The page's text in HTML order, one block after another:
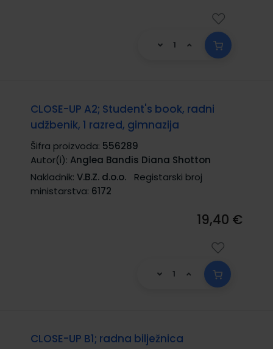
CLOSE-UP A2; Student's book, radni
udžbenik, 1 razred, gimnazija
Šifra proizvoda: 556289
Autor(i): Anglea Bandis Diana Shotton
Nakladnik: V.B.Z. d.o.o.
Registarski broj
ministarstva: 6172
19,40 €
CLOSE-UP B1; radna bilježnica